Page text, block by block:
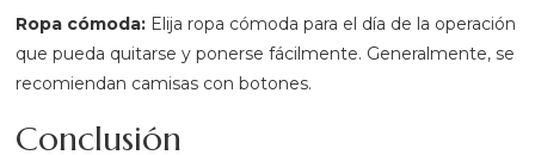
Ropa cómoda: Elija ropa cómoda para el día de la operación
que pueda quitarse y ponerse fácilmente. Generalmente, se
recomiendan camisas con botones.
Conclusión